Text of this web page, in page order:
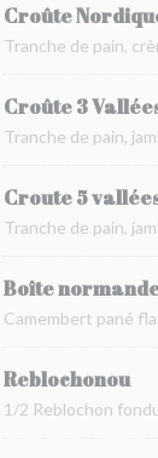
Croûte
Tranche de pain,
Croûte 3
Tranche de pain,
Croute 5
Tranche de pain,
Boîte
Camembert pané
Reblochonou
1/2 Reblochon